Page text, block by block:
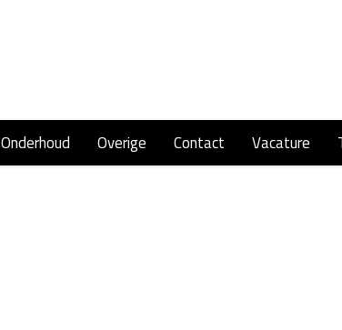
Onderhoud Overige Contact Vacature